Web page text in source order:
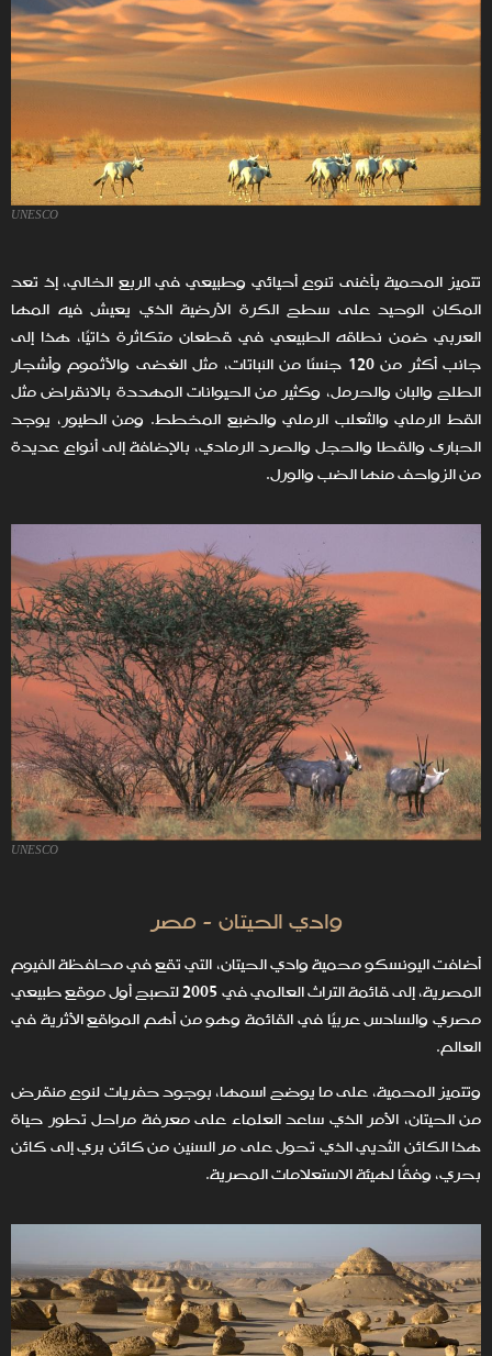
UNESCO
تتميز المحمية بأغنى تنوع أحيائي وطبيعي في الربع الخالي، إذ تعد
المكان الوحيد على سطح الكرة الأرضية الذي يعيش فيه المها
العربي ضمن نطاقه الطبيعي في قطعان متكاثرة ذاتيًا، هذا إلى
جانب أكثر من 120 جنسًا من النباتات، مثل الغضى والأثموم وأشجار
الطلح والبان والحرمل، وكثير من الحيوانات المهددة بالانقراض مثل
القط الرملي والثعلب الرملي والضبع المخطط. ومن الطيور، يوجد
الحبارى والقطا والحجل والصرد الرمادي، بالإضافة إلى أنواع عديدة
من الزواحف منها الضب والورل.
UNESCO
وادي الحيتان - مصر
أضافت اليونسكو محمية وادي الحيتان، التي تقع في محافظة الفيوم
المصرية، إلى قائمة التراث العالمي في 2005 لتصبح أول موقع طبيعي
مصري والسادس عربيًا في القائمة وهو من أهم المواقع الأثرية في
العالم.
وتتميز المحمية، على ما يوضح اسمها، بوجود حفريات لنوع منقرض
من الحيتان، الأمر الذي ساعد العلماء على معرفة مراحل تطور حياة
هذا الكائن الثديي الذي تحول على مر السنين من كائن بري إلى كائن
بحري، وفقًا لهيئة الاستعلامات المصرية.